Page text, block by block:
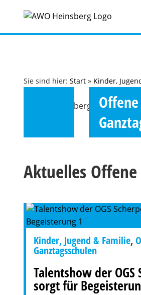
springen
Sie sind hier: Start » Kinder,
Offene
Aktuelles Offene
Kinder, Jugend & Familie,
Ganztagsschulen
Talentshow der OGS
sorgt für